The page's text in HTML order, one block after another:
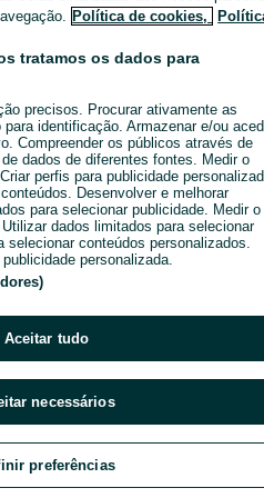
E Santa Maria Da Feira)
Cliques:
uma nova para contactares
mensagem
Política de cookies,
tratamos os dados para
precisos. Procurar ativamente as
identificação. Armazenar e/ou
Compreender os públicos através de
dados de diferentes fontes. Medir o
perfis para publicidade
Desenvolver e melhorar
para selecionar publicidade. Medir o
dados limitados para selecionar
selecionar conteúdos personalizados.
personalizada.
Aceitar tudo
necessários
preferências